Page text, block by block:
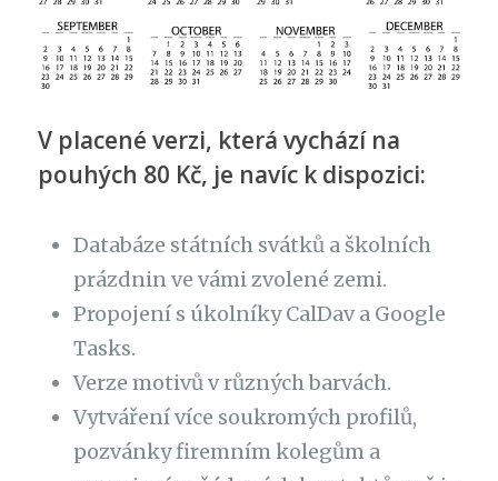
V placené verzi, která vychází na
pouhých 80 Kč, je navíc k dispozici:
Databáze státních svátků a školních
prázdnin ve vámi zvolené zemi.
Propojení s úkolníky CalDav a Google
Tasks.
Verze motivů v různých barvách.
Vytváření více soukromých profilů,
pozvánky firemním kolegům a